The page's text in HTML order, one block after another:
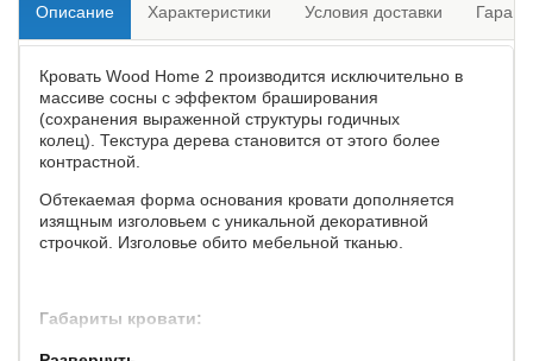
Описание Характеристики Условия доставки
Кровать Wood Home 2 производится исключительно в
массиве сосны с эффектом браширования
(сохранения выраженной структуры годичных
колец). Текстура дерева становится от этого более
контрастной.
Обтекаемая форма основания кровати дополняется
изящным изголовьем с уникальной декоративной
строчкой. Изголовье обито мебельной тканью.
Габариты кровати: